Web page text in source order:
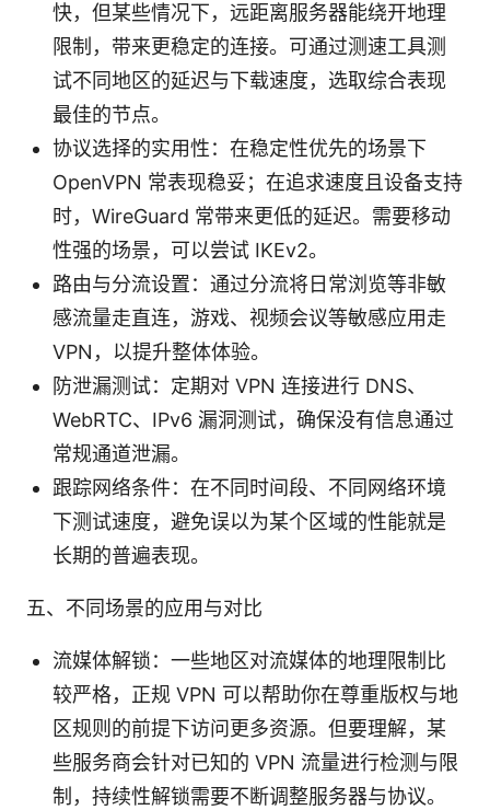
快，但某些情况下，远距离服务器能绕开地理
限制，带来更稳定的连接。可通过测速工具测
试不同地区的延迟与下载速度，选取综合表现
最佳的节点。
协议选择的实用性：在稳定性优先的场景下
OpenVPN 常表现稳妥；在追求速度且设备支持
时，WireGuard 常带来更低的延迟。需要移动
性强的场景，可以尝试 IKEv2。
路由与分流设置：通过分流将日常浏览等非敏
感流量走直连，游戏、视频会议等敏感应用走
VPN，以提升整体体验。
防泄漏测试：定期对 VPN 连接进行 DNS、
WebRTC、IPv6 漏洞测试，确保没有信息通过
常规通道泄漏。
跟踪网络条件：在不同时间段、不同网络环境
下测试速度，避免误以为某个区域的性能就是
长期的普遍表现。
五、不同场景的应用与对比
流媒体解锁：一些地区对流媒体的地理限制比
较严格，正规 VPN 可以帮助你在尊重版权与地
区规则的前提下访问更多资源。但要理解，某
些服务商会针对已知的 VPN 流量进行检测与限
制，持续性解锁需要不断调整服务器与协议。